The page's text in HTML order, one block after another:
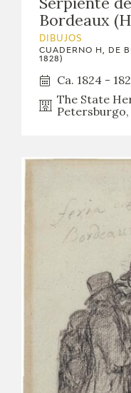
Bordeaux
DIBUJOS
CUADERNO H, DE
1828)
Ca. 1824 -
The State
Petersburgo,